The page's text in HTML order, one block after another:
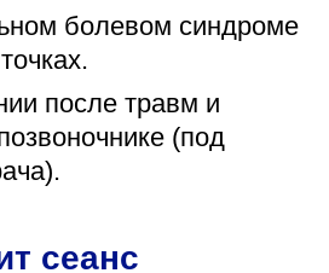
болевом синдроме
после травм и
(под
сеанс